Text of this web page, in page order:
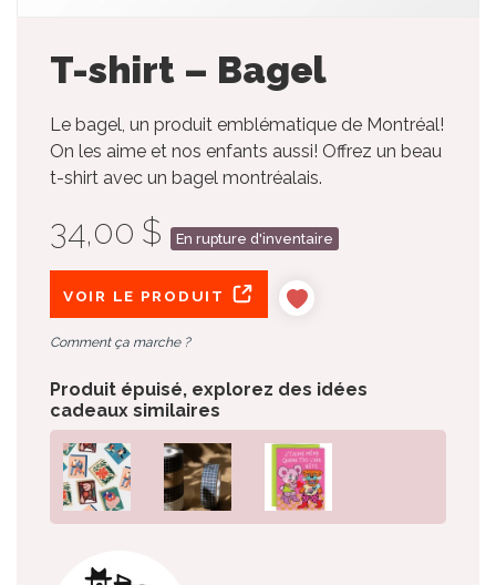
T-shirt – Bagel
Le bagel, un produit emblématique de Montréal!
On les aime et nos enfants aussi! Offrez un beau
t-shirt avec un bagel montréalais.
34,00 $ En rupture d'inventaire
VOIR LE PRODUIT
Comment ça marche ?
Produit épuisé, explorez des idées
cadeaux similaires